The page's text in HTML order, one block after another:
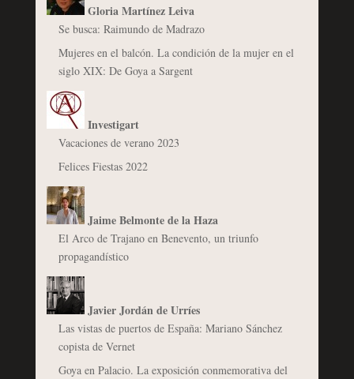
Gloria Martínez Leiva
Se busca: Raimundo de Madrazo
Mujeres en el balcón. La condición de la mujer en el
siglo XIX: De Goya a Sargent
Investigart
Vacaciones de verano 2023
Felices Fiestas 2022
Jaime Belmonte de la Haza
El Arco de Trajano en Benevento, un triunfo
propagandístico
Javier Jordán de Urríes
Las vistas de puertos de España: Mariano Sánchez
copista de Vernet
Goya en Palacio. La exposición conmemorativa del